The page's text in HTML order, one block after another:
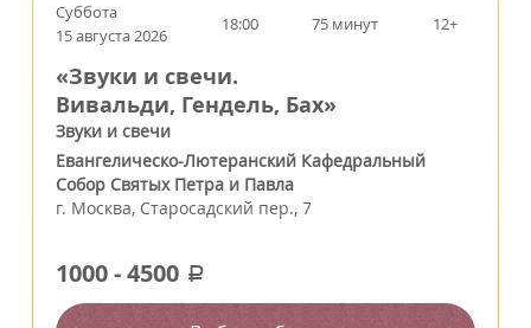
Суббота
15 августа 2026
18:00 75 минут 12+
«Звуки и свечи.
Вивальди, Гендель, Бах»
Звуки и свечи
Евангелическо-Лютеранский Кафедральный
Собор Святых Петра и Павла
г. Москва, Старосадский пер., 7
1000-4500 a